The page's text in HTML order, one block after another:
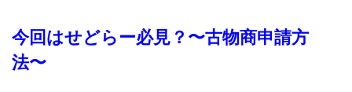
今回はせどらー必見？〜古物商申請方
法〜